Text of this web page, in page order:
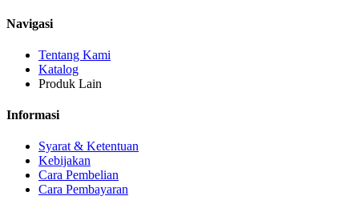
Navigasi
Tentang Kami
Katalog
Produk Lain
Informasi
Syarat & Ketentuan
Kebijakan
Cara Pembelian
Cara Pembayaran